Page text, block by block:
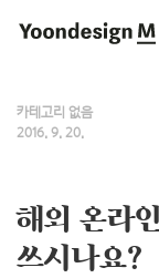
카테고리 없음
2016. 9. 20.
해외 온라
쓰시나요?